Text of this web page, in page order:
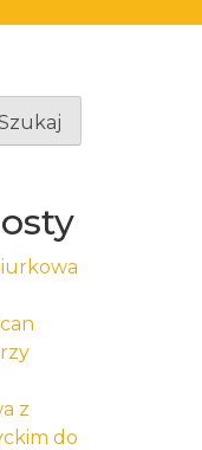
z
do